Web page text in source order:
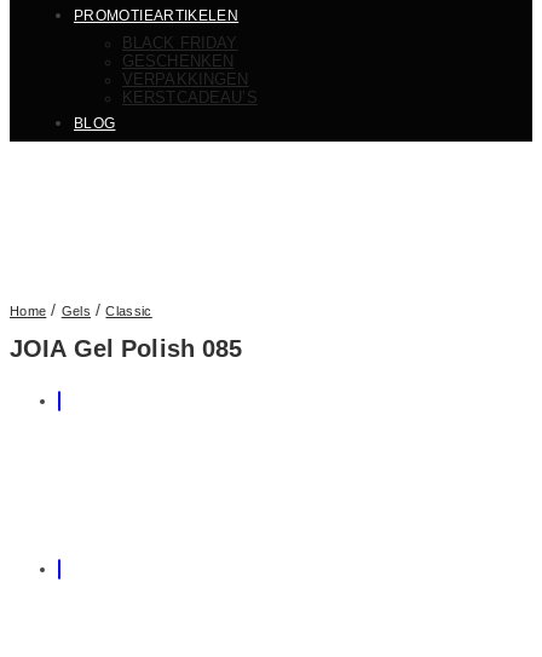
PROMOTIEARTIKELEN
BLACK FRIDAY
GESCHENKEN
VERPAKKINGEN
KERSTCADEAU’S
BLOG
Home / Gels / Classic
JOIA Gel Polish 085